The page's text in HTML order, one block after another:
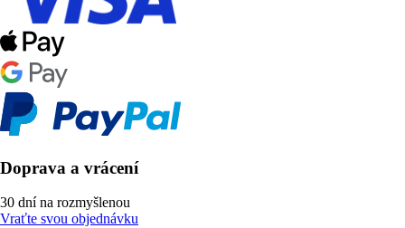
Doprava a vrácení
30 dní na rozmyšlenou
Vraťte svou objednávku